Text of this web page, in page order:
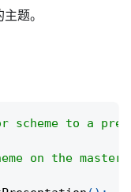
题。
scheme to a
on the